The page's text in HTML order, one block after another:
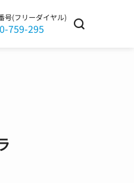
号(フリーダイヤル)
759-295